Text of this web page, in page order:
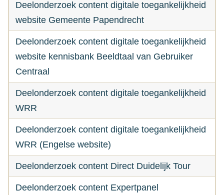
Deelonderzoek content digitale toegankelijkheid
website Gemeente Papendrecht
Deelonderzoek content digitale toegankelijkheid
website kennisbank Beeldtaal van Gebruiker
Centraal
Deelonderzoek content digitale toegankelijkheid
WRR
Deelonderzoek content digitale toegankelijkheid
WRR (Engelse website)
Deelonderzoek content Direct Duidelijk Tour
Deelonderzoek content Expertpanel